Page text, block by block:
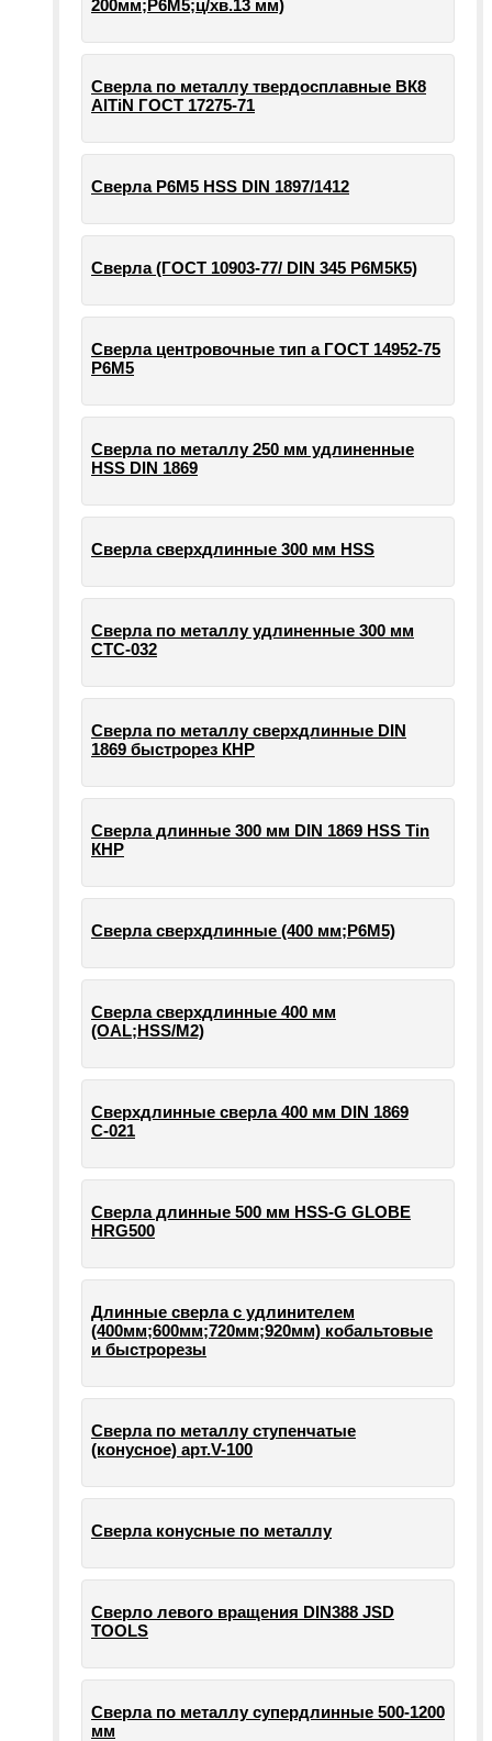
200мм;Р6М5;ц/хв.13 мм)
Сверла по металлу твердосплавные ВК8
AlTiN ГОСТ 17275-71
Сверла Р6М5 HSS DIN 1897/1412
Сверла (ГОСТ 10903-77/ DIN 345 Р6М5К5)
Сверла центровочные тип а ГОСТ 14952-75
Р6М5
Сверла по металлу 250 мм удлиненные
HSS DIN 1869
Сверла сверхдлинные 300 мм HSS
Сверла по металлу удлиненные 300 мм
СТС-032
Сверла по металлу сверхдлинные DIN
1869 быстрорез КНР
Сверла длинные 300 мм DIN 1869 HSS Tin
КНР
Сверла сверхдлинные (400 мм;Р6М5)
Сверла сверхдлинные 400 мм
(OAL;HSS/M2)
Сверхдлинные сверла 400 мм DIN 1869
С-021
Сверла длинные 500 мм HSS-G GLOBE
HRG500
Длинные сверла с удлинителем
(400мм;600мм;720мм;920мм) кобальтовые
и быстрорезы
Сверла по металлу ступенчатые
(конусное) арт.V-100
Сверла конусные по металлу
Сверло левого вращения DIN388 JSD
TOOLS
Сверла по металлу супердлинные 500-1200
мм